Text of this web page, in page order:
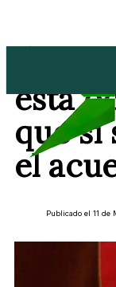
esta
que sí
el
Publicado el 11 de